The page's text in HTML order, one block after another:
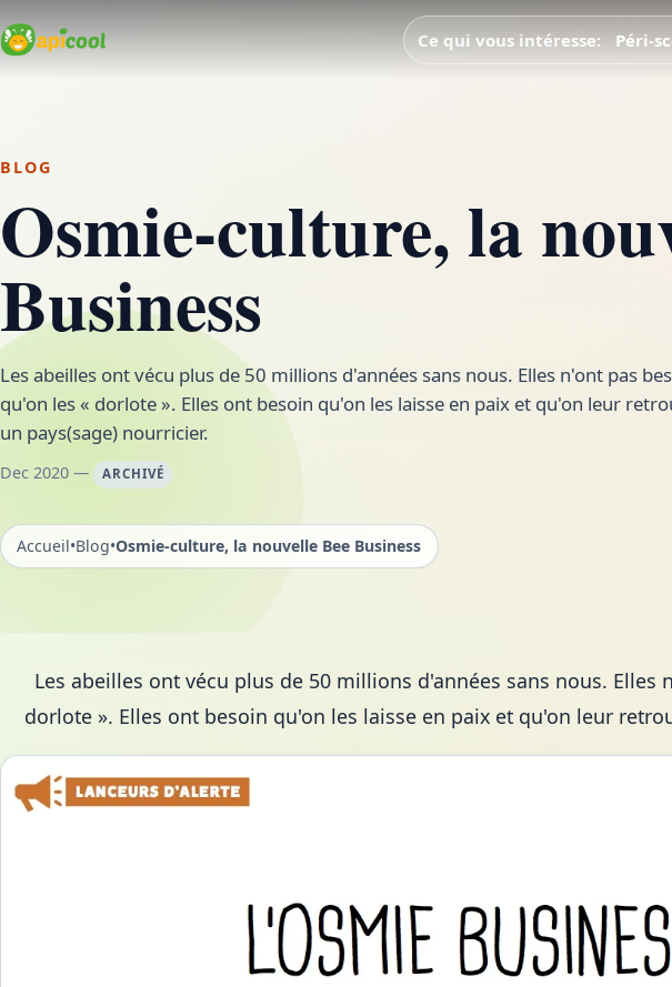
Ce qui vous intéresse:
BLOG
Osmie-culture, la
Business
Les abeilles ont vécu plus de 50 millions d'années sans nous. Elles n'ont pas
qu'on les « dorlote ». Elles ont besoin qu'on les laisse en paix et qu'on leur
un pays(sage) nourricier.
Dec 2020 — ARCHIVÉ
Accueil•Blog•Osmie-culture, la nouvelle Bee Business
Les abeilles ont vécu plus de 50 millions d'années sans nous. Elles
dorlote ». Elles ont besoin qu'on les laisse en paix et qu'on leur